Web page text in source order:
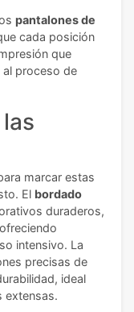
pantalones de
cada posición
que
proceso de
marcar estas
El bordado
duraderos,
intensivo. La
precisas de
ideal
extensas.